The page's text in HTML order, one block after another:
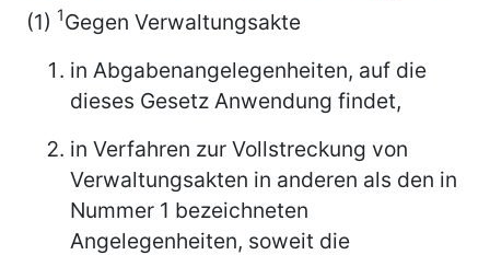
(1) 1Gegen Verwaltungsakte
in Abgabenangelegenheiten, auf die
dieses Gesetz Anwendung findet,
in Verfahren zur Vollstreckung von
Verwaltungsakten in anderen als den in
Nummer 1 bezeichneten
Angelegenheiten, soweit die